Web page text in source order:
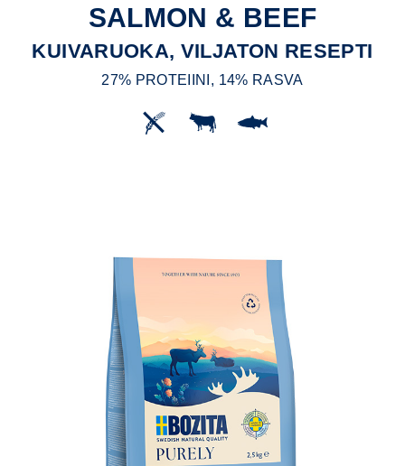
SALMON & BEEF
KUIVARUOKA, VILJATON RESEPTI
27% PROTEIINI, 14% RASVA